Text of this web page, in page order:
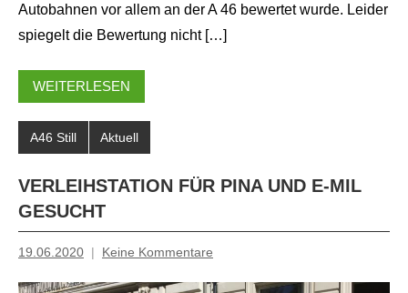
Autobahnen vor allem an der A 46 bewertet wurde. Leider
spiegelt die Bewertung nicht […]
WEITERLESEN
A46 Still Aktuell
VERLEIHSTATION FÜR PINA UND E-MIL
GESUCHT
19.06.2020
Inge
Grau
Keine Kommentare